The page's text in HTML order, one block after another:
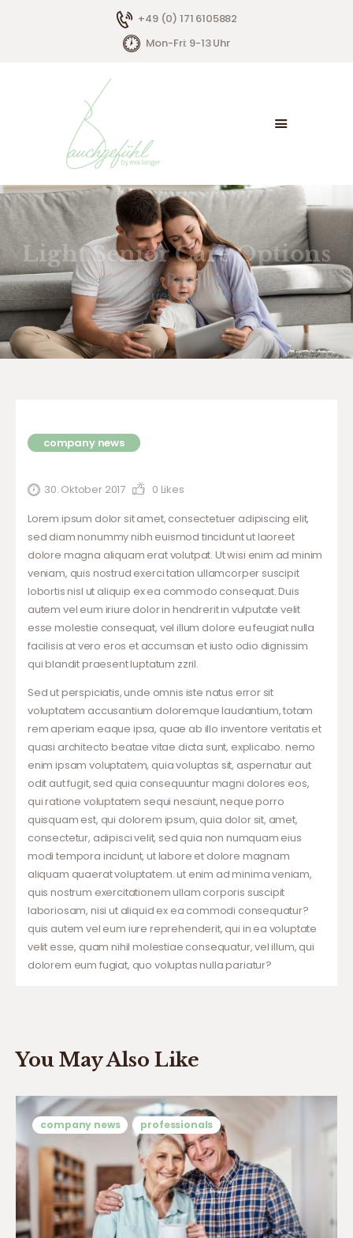
+49 (0) 171 6105882
Mon-Fri: 9-13 Uhr
Light Senior Care Options
Home Alle Beiträge ...
Light Senior Care Options
HOME
ÜBER MICH
ANGEBOTE
KONTAKT
company news
30. Oktober 2017 0 Likes
Lorem ipsum dolor sit amet, consectetuer adipiscing elit,
sed diam nonummy nibh euismod tincidunt ut laoreet
dolore magna aliquam erat volutpat. Ut wisi enim ad minim
veniam, quis nostrud exerci tation ullamcorper suscipit
lobortis nisl ut aliquip ex ea commodo consequat. Duis
autem vel eum iriure dolor in hendrerit in vulputate velit
esse molestie consequat, vel illum dolore eu feugiat nulla
facilisis at vero eros et accumsan et iusto odio dignissim
qui blandit praesent luptatum zzril.
Sed ut perspiciatis, unde omnis iste natus error sit
voluptatem accusantium doloremque laudantium, totam
rem aperiam eaque ipsa, quae ab illo inventore veritatis et
quasi architecto beatae vitae dicta sunt, explicabo. nemo
enim ipsam voluptatem, quia voluptas sit, aspernatur aut
odit aut fugit, sed quia consequuntur magni dolores eos,
qui ratione voluptatem sequi nesciunt, neque porro
quisquam est, qui dolorem ipsum, quia dolor sit, amet,
consectetur, adipisci velit, sed quia non numquam eius
modi tempora incidunt, ut labore et dolore magnam
aliquam quaerat voluptatem. ut enim ad minima veniam,
quis nostrum exercitationem ullam corporis suscipit
laboriosam, nisi ut aliquid ex ea commodi consequatur?
quis autem vel eum iure reprehenderit, qui in ea voluptate
velit esse, quam nihil molestiae consequatur, vel illum, qui
dolorem eum fugiat, quo voluptas nulla pariatur?
You May Also Like
company news professionals